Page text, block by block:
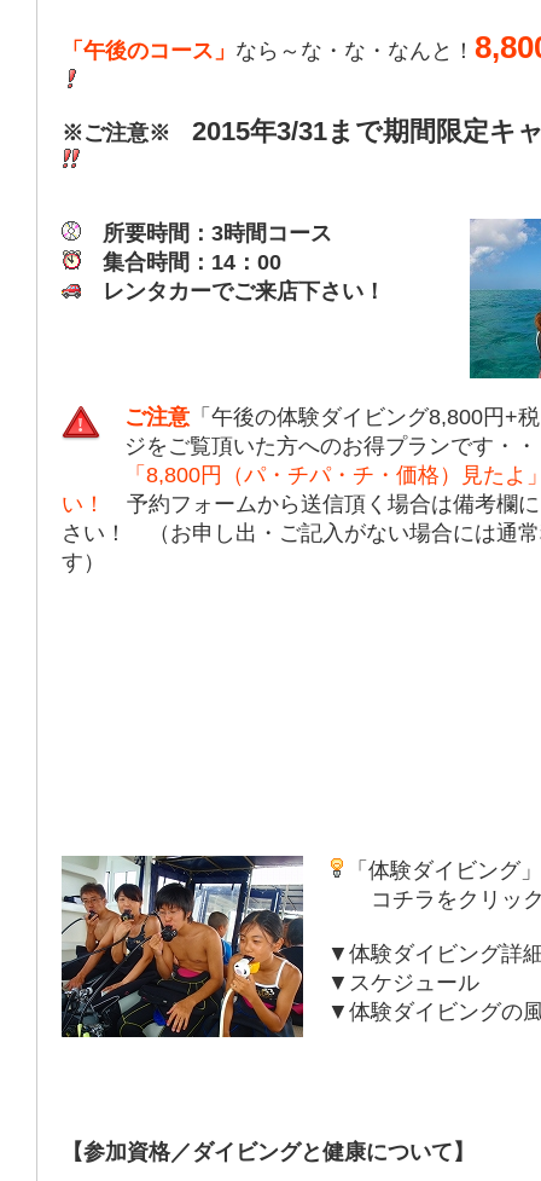
「午後のコース」 なら～な・な・なんと！
※ご注意※ 2015年3/31まで期間限定キ
所要時間：3時間コース
集合時間：14：00
レンタカーでご来店下さい！
ご注意 「午後の体験ダイビング8,800円+
ジをご覧頂いた方へのお得プランです・
「8,800円（パ・チパ・チ・価格）見たよ
い！
予約フォームから送信頂く場合は備考欄
さい！ （お申し出・ご記入がない場合には通
す）
「体験ダイビング
コチラをクリ
▼体験ダイビング詳
▼スケジュール
▼体験ダイビングの
【参加資格／ダイビングと健康について】